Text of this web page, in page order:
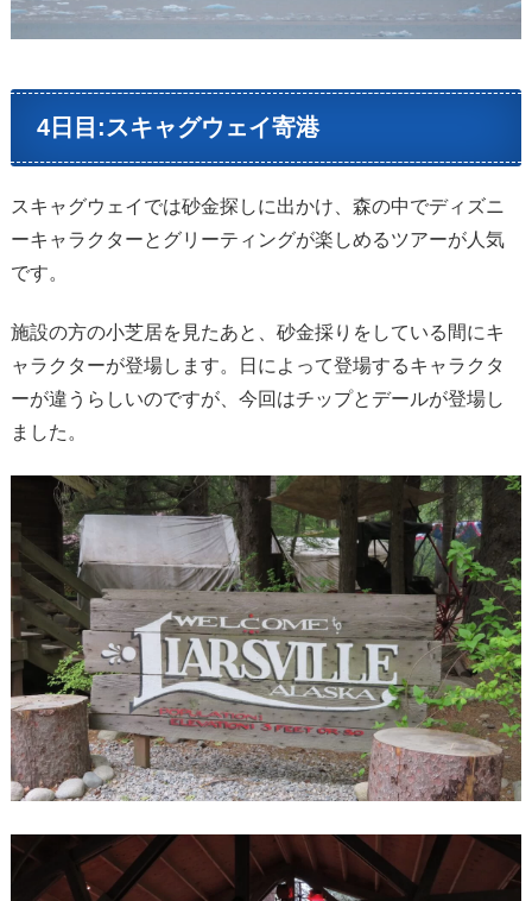
4日目:スキャグウェイ寄港
スキャグウェイでは砂金探しに出かけ、森の中でディズニ
ーキャラクターとグリーティングが楽しめるツアーが人気
です。
施設の方の小芝居を見たあと、砂金採りをしている間にキ
ャラクターが登場します。日によって登場するキャラクタ
ーが違うらしいのですが、今回はチップとデールが登場し
ました。